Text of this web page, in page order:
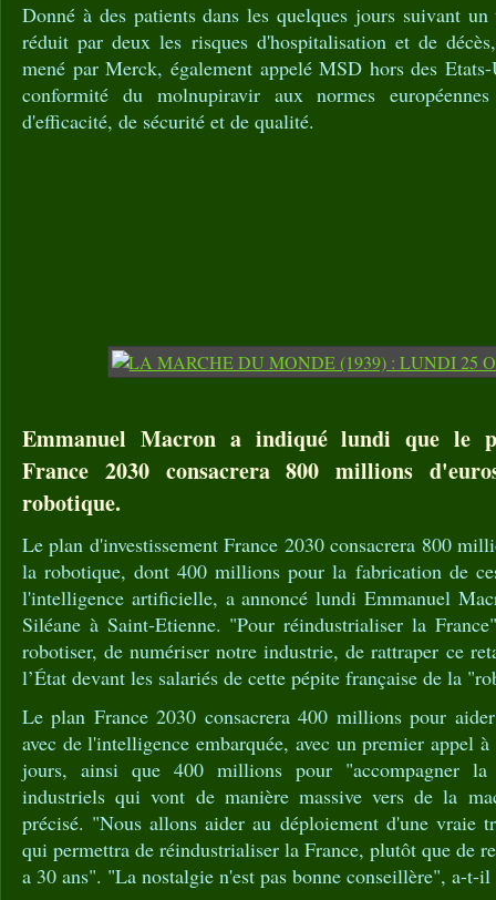
Donné à des patients dans les quelques jours suivant
réduit par deux les risques d'hospitalisation et de
mené par Merck, également appelé MSD hors des
conformité du molnupiravir aux normes
d'efficacité, de sécurité et de qualité.
Emmanuel Macron a indiqué lundi que le
France 2030 consacrera 800 millions
robotique.
Le plan d'investissement France 2030 consacrera 800
la robotique, dont 400 millions pour la fabrication de
l'intelligence artificielle, a annoncé lundi Emmanuel
Siléane à Saint-Etienne. "Pour réindustrialiser la
robotiser, de numériser notre industrie, de rattraper ce
l’État devant les salariés de cette pépite française de la
Le plan France 2030 consacrera 400 millions pour
avec de l'intelligence embarquée, avec un premier appel
jours, ainsi que 400 millions pour "accompagner la
industriels qui vont de manière massive vers de la
précisé. "Nous allons aider au déploiement d'une vraie
qui permettra de réindustrialiser la France, plutôt que de
a 30 ans". "La nostalgie n'est pas bonne conseillère", a-t-